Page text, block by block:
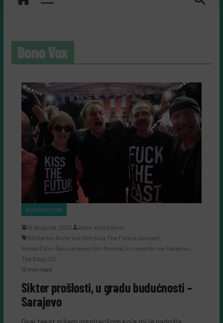
Bono Vox
#SAMOKULTURA
15 Augusta, 2023
Almir Kurbegović
Bill Carter Bono Vox film Kiss The Future koncert
Nenad Čičin-Šain sarajevo film festival Scream for me Sarajevo
The Edge U2
10 min read
Sikter prošlosti, u gradu budućnosti –
Sarajevo
Ovaj tekst pišem inspiracijom koja mi je nadošla